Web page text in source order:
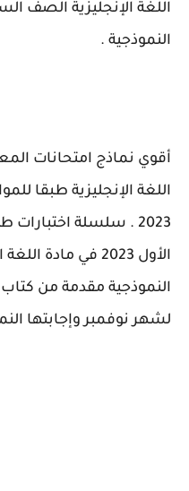
اللغة الإنجليزية الصف
النموذجية .
أقوي نماذج امتحانات
اللغة الإنجليزية طبقا
2023 . سلسلة
النموذجية مقدمة من
لشهر نوفمبر وإجابتها